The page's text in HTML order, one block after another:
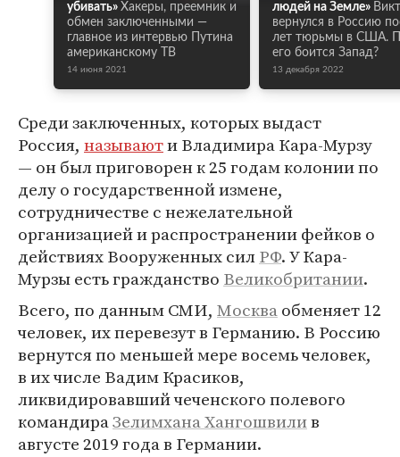
убивать» Хакеры, преемник и
обмен заключенными —
главное из интервью Путина
американскому ТВ
14 июня 2021
людей на Земле»
вернулся в Россию
лет тюрьмы в США.
его боится Запад?
13 декабря 2022
Среди заключенных, которых выдаст
Россия, называюти Владимира Кара-Мурзу
— он был приговорен к 25 годам колонии по
делу о государственной измене,
сотрудничестве с нежелательной
организацией и распространении фейков о
действиях Вооруженных силРФ. У Кара-
Мурзы есть гражданство Великобритании.
Всего, по данным СМИ, Москваобменяет 12
человек, их перевезут в Германию. В Россию
вернутся по меньшей мере восемь человек,
в их числе Вадим Красиков,
ликвидировавший чеченского полевого
командираЗелимхана Хангошвилив
августе 2019 года в Германии.